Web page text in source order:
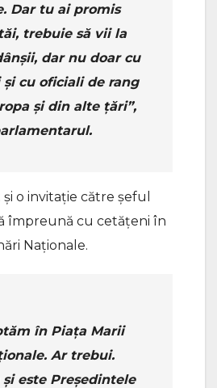
Dar tu ai promis
trebuie să vii la
dar nu doar cu
și cu oficiali de rang
și din alte țări”,
o invitație către șeful
împreună cu cetățeni în
Naționale.
în Piața Marii
Ar trebui.
este Președintele